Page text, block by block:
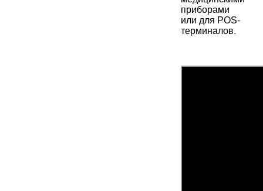
приборами
или для POS-
терминалов.